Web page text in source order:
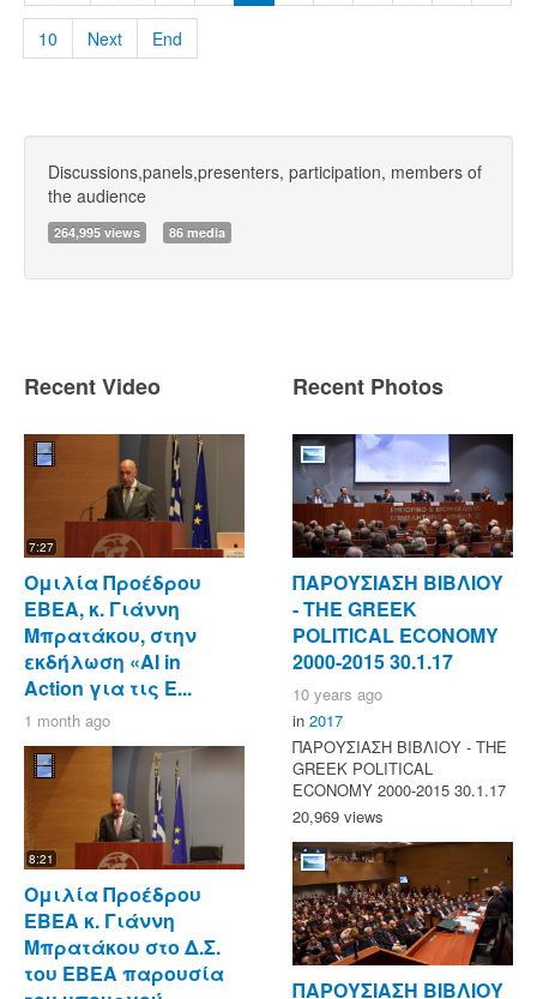
10 Next End
Discussions,panels,presenters, participation, members of
the audience
264,995 views 86 media
Recent Video
7:27
Ομιλία Προέδρου
ΕΒΕΑ, κ. Γιάννη
Μπρατάκου, στην
εκδήλωση «AI in
Action για τις Ε...
1 month ago
8:21
Ομιλία Προέδρου
ΕΒΕΑ κ. Γιάννη
Μπρατάκου στο Δ.Σ.
του ΕΒΕΑ παρουσία
Recent Photos
ΠΑΡΟΥΣΙΑΣΗ ΒΙΒΛΙΟΥ
- ΤΗΕ GREEK
POLITICAL ECONOMY
2000-2015 30.1.17
10 years ago
in 2017
ΠΑΡΟΥΣΙΑΣΗ ΒΙΒΛΙΟΥ - ΤΗΕ
GREEK POLITICAL
ECONOMY 2000-2015 30.1.17
20,969 views
ΠΑΡΟΥΣΙΑΣΗ ΒΙΒΛΙΟΥ